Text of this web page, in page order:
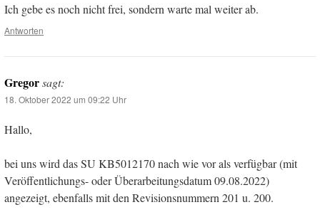
Ich gebe es noch nicht frei, sondern warte mal weiter ab.
Antworten
Gregorsagt:
18. Oktober 2022 um 09:22 Uhr
Hallo,
bei uns wird das SU KB5012170 nach wie vor als verfügbar (mit
Veröffentlichungs- oder Überarbeitungsdatum 09.08.2022)
angezeigt, ebenfalls mit den Revisionsnummern 201 u. 200.